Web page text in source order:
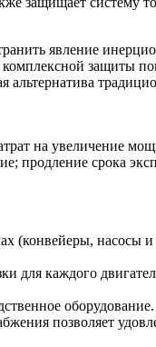
явление
комплексной защиты
альтернатива
на увеличение
продление срока
насосы и
для каждого
оборудование.
позволяет